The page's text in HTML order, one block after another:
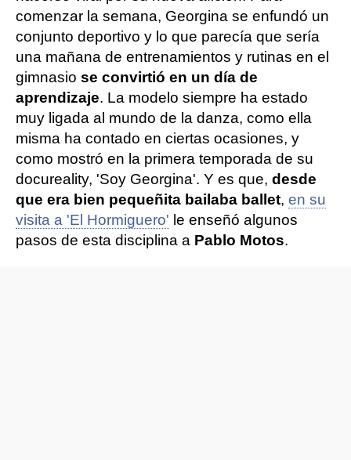
comenzar la semana, Georgina se enfundó un
conjunto deportivo y lo que parecía que sería
una mañana de entrenamientos y rutinas en el
gimnasio se convirtió en un día de
aprendizaje. La modelo siempre ha estado
muy ligada al mundo de la danza, como ella
misma ha contado en ciertas ocasiones, y
como mostró en la primera temporada de su
docureality, 'Soy Georgina'. Y es que, desde
que era bien pequeñita bailaba ballet, en su
visita a 'El Hormiguero' le enseñó algunos
pasos de esta disciplina a Pablo Motos.